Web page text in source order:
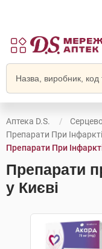
Аптека D.S.
Препарати При
Препарати При
Препарати
у Києві